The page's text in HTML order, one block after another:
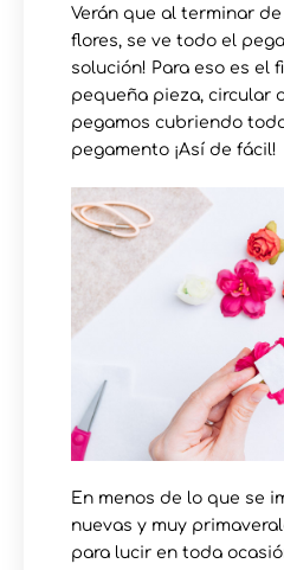
Verán que al terminar
flores, se ve todo el
solución! Para eso es el
pequeña pieza, circular
pegamos cubriendo
pegamento ¡Así de fácil!
En menos de lo que se
nuevas y muy
para lucir en toda